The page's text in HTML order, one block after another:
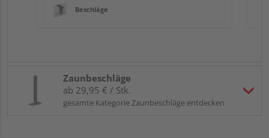
Beschläge
Zaunbeschläge
ab 29,95 € / Stk.
gesamte Kategorie Zaunbeschläge entdecken